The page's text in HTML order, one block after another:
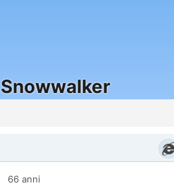
Snowwalker
66 anni